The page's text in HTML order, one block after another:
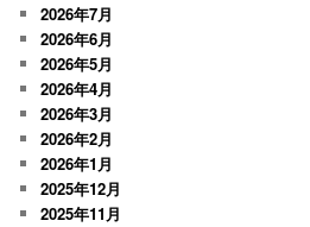
2026年7月
2026年6月
2026年5月
2026年4月
2026年3月
2026年2月
2026年1月
2025年12月
2025年11月